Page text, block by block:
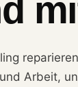
Arbeit,